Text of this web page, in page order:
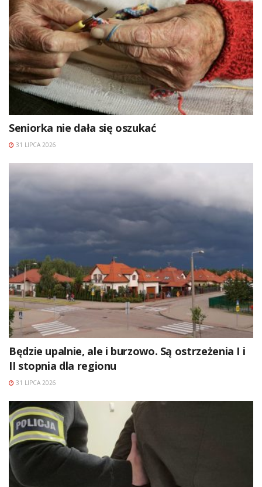
Seniorka nie dała się oszukać
31 LIPCA 2026
Będzie upalnie, ale i burzowo. Są ostrzeżenia I i
II stopnia dla regionu
31 LIPCA 2026